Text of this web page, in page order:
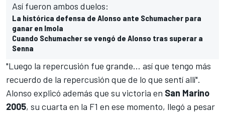
Así fueron ambos duelos:
La histórica defensa de Alonso ante Schumacher para
ganar en Imola
Cuando Schumacher se vengó de Alonso tras superar a
Senna
"Luego la repercusión fue grande… así que tengo más
recuerdo de la repercusión que de lo que sentí allí".
Alonso explicó además que su victoria en San Marino
2005, su cuarta en la F1 en ese momento, llegó a pesar